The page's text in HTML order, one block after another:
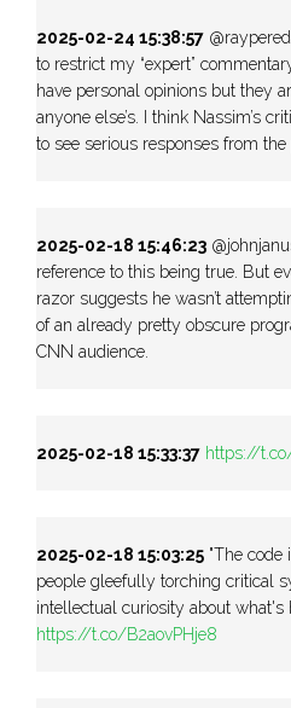
2025-02-24 15:38:57
to restrict my “expert”
have personal opinions but they
anyone else’s. I think Nassim’s
to see serious responses from
2025-02-18 15:46:23
reference to this being true. But
razor suggests he wasn’t
of an already pretty obscure
CNN audience.
2025-02-18 15:33:37 https://
2025-02-18 15:03:25 "The code
people gleefully torching critical
intellectual curiosity about what's
https://t.co/B2aovPHje8